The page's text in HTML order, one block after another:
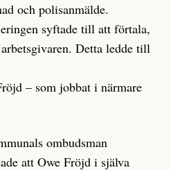
och polisanmälde.
syftade till att förtala,
Detta ledde till
– som jobbat i närmare
ombudsman
att Owe Fröjd i själva